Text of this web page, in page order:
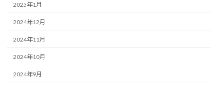
2025年1月
2024年12月
2024年11月
2024年10月
2024年9月